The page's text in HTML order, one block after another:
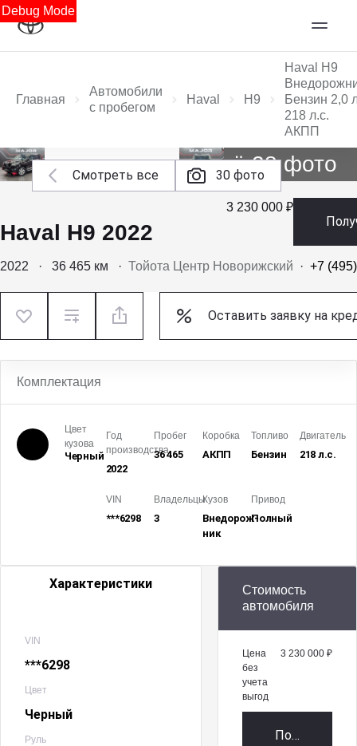
Debug Mode
Главная
Автомобили
с пробегом
Haval H9
Haval H9
Бензин 2,0
218 л.с.
АКПП
Смотреть все 30 фото
Ещё 28 фото
Haval H9 2022
3 230 000 ₽
2022 · 36 465 км · Тойота Центр Новорижский · +7
Оставить заявку на
Комплектация
Цвет
кузова
Черный
Год
производства
2022
Пробег
36 465
Коробка
АКПП
Топливо
Бензин
Двигатель
218 л.с.
VIN
***6298
Владельцы
3
Кузов
Внедорож­
ник
Привод
Полный
Характеристики
VIN
***6298
Цвет
Черный
Руль
Стоимость
автомобиля
Цена
без
учета
выгод
3 230 000 ₽
Получить